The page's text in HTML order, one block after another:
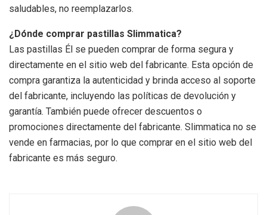
saludables, no reemplazarlos.
¿Dónde comprar pastillas Slimmatica?
Las pastillas Él se pueden comprar de forma segura y
directamente en el sitio web del fabricante. Esta opción de
compra garantiza la autenticidad y brinda acceso al soporte
del fabricante, incluyendo las políticas de devolución y
garantía. También puede ofrecer descuentos o
promociones directamente del fabricante. Slimmatica no se
vende en farmacias, por lo que comprar en el sitio web del
fabricante es más seguro.